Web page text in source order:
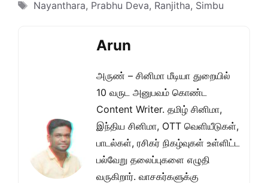
Tags
Nayanthara, Prabhu Deva, Ranjitha, Simbu
Arun
அருண் – சினிமா மீடியா துறையில்
10 வருட அனுபவம் கொண்ட
Content Writer. தமிழ் சினிமா,
இந்திய சினிமா, OTT வெளியீடுகள்,
பாடல்கள், ரசிகர் நிகழ்வுகள் உள்ளிட்ட
பல்வேறு தலைப்புகளை எழுதி
வருகிறார். வாசகர்களுக்கு